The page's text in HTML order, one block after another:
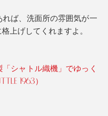
ば、洗面所の雰囲気が一
上げしてくれますよ。
シャトル織機」でゆっく
1963）